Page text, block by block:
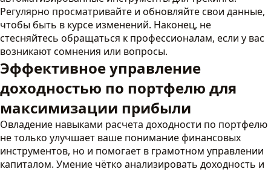
Регулярно просматривайте и обновляйте свои данные,
чтобы быть в курсе изменений. Наконец, не
стесняйтесь обращаться к профессионалам, если у вас
возникают сомнения или вопросы.
Эффективное управление
доходностью по портфелю для
максимизации прибыли
Овладение навыками расчета доходности по портфелю
не только улучшает ваше понимание финансовых
инструментов, но и помогает в грамотном управлении
капиталом. Умение чётко анализировать доходность и